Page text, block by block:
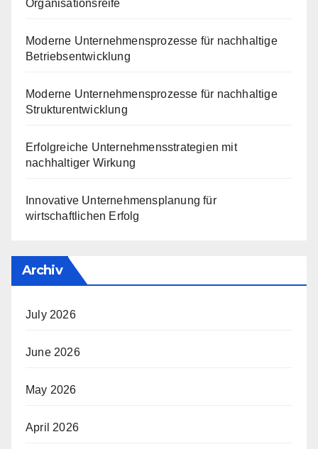
Organisationsreife
Moderne Unternehmensprozesse für nachhaltige
Betriebsentwicklung
Moderne Unternehmensprozesse für nachhaltige
Strukturentwicklung
Erfolgreiche Unternehmensstrategien mit
nachhaltiger Wirkung
Innovative Unternehmensplanung für
wirtschaftlichen Erfolg
Archiv
July 2026
June 2026
May 2026
April 2026